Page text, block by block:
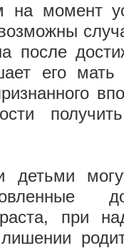
на момент
после
его мать
детьми
при